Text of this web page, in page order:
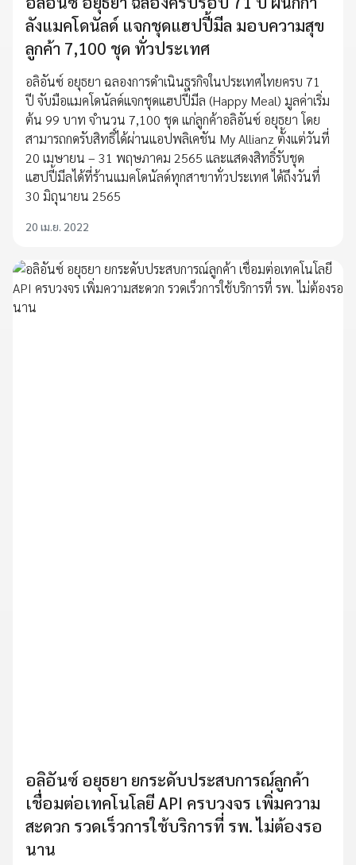
ลังแมคโดนัลด์ แจกชุดแฮปปี้มีล มอบความสุข
ลูกค้า 7,100 ชุด ทั่วประเทศ
อลิอันซ์ อยุธยา ฉลองการดำเนินธุรกิจในประเทศไทยครบ 71
ปี จับมือแมคโดนัลด์แจกชุดแฮปปี้มีล (Happy Meal) มูลค่าเริ่ม
ต้น 99 บาท จำนวน 7,100 ชุด แก่ลูกค้าอลิอันซ์ อยุธยา โดย
สามารถกดรับสิทธิ์ได้ผ่านแอปพลิเคชัน My Allianz ตั้งแต่วันที่
20 เมษายน – 31 พฤษภาคม 2565 และแสดงสิทธิ์รับชุด
แฮปปี้มีลได้ที่ร้านแมคโดนัลด์ทุกสาขาทั่วประเทศ ได้ถึงวันที่
30 มิถุนายน 2565
20 เม.ย. 2022
อลิอันซ์ อยุธยา ยกระดับประสบการณ์ลูกค้า
เชื่อมต่อเทคโนโลยี API ครบวงจร เพิ่มความ
สะดวก รวดเร็วการใช้บริการที่ รพ. ไม่ต้องรอ
นาน